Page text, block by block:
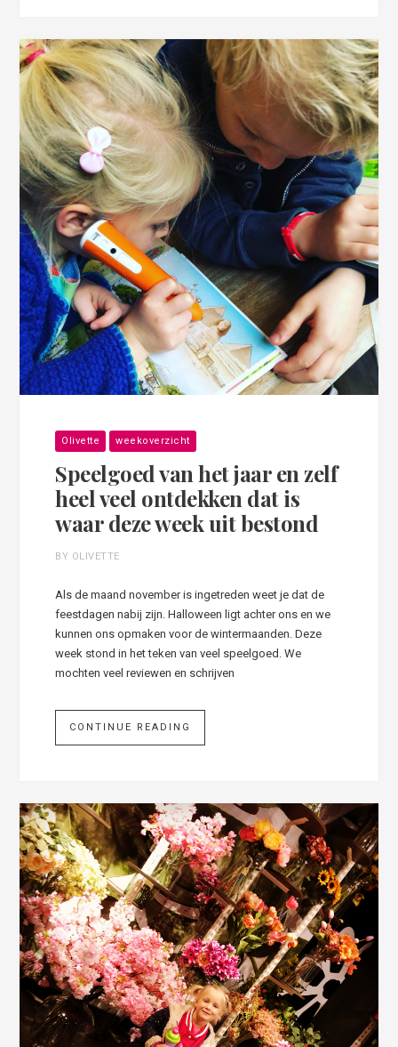
Olivette weekoverzicht
Speelgoed van het jaar en zelf
heel veel ontdekken dat is
waar deze week uit bestond
BY OLIVETTE
Als de maand november is ingetreden weet je dat de
feestdagen nabij zijn. Halloween ligt achter ons en we
kunnen ons opmaken voor de wintermaanden. Deze
week stond in het teken van veel speelgoed. We
mochten veel reviewen en schrijven
CONTINUE READING